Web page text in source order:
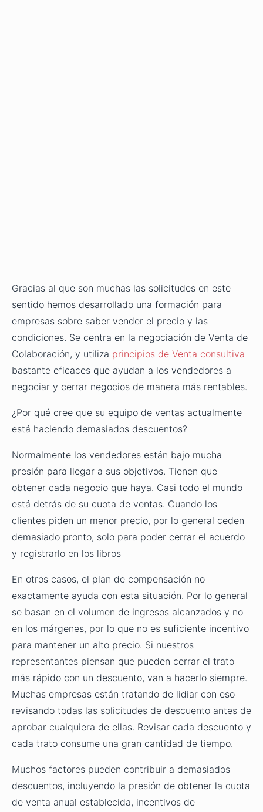
Gracias al que son muchas las solicitudes en este
sentido hemos desarrollado una formación para
empresas sobre saber vender el precio y las
condiciones. Se centra en la negociación de Venta de
Colaboración, y utiliza principios de Venta consultiva
bastante eficaces que ayudan a los vendedores a
negociar y cerrar negocios de manera más rentables.
¿Por qué cree que su equipo de ventas actualmente
está haciendo demasiados descuentos?
Normalmente los vendedores están bajo mucha
presión para llegar a sus objetivos. Tienen que
obtener cada negocio que haya. Casi todo el mundo
está detrás de su cuota de ventas. Cuando los
clientes piden un menor precio, por lo general ceden
demasiado pronto, solo para poder cerrar el acuerdo
y registrarlo en los libros
En otros casos, el plan de compensación no
exactamente ayuda con esta situación. Por lo general
se basan en el volumen de ingresos alcanzados y no
en los márgenes, por lo que no es suficiente incentivo
para mantener un alto precio. Si nuestros
representantes piensan que pueden cerrar el trato
más rápido con un descuento, van a hacerlo siempre.
Muchas empresas están tratando de lidiar con eso
revisando todas las solicitudes de descuento antes de
aprobar cualquiera de ellas. Revisar cada descuento y
cada trato consume una gran cantidad de tiempo.
Muchos factores pueden contribuir a demasiados
descuentos, incluyendo la presión de obtener la cuota
de venta anual establecida, incentivos de